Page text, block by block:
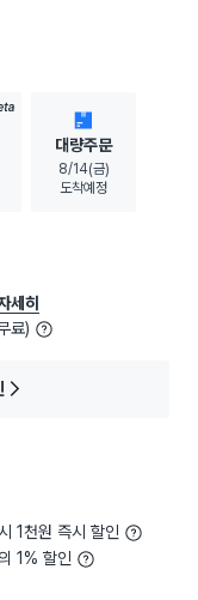
대량주문
8/14(금)
도착예정
세히
료)
1천원 즉시 할인
1% 할인